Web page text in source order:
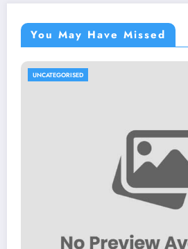
You May Have Missed